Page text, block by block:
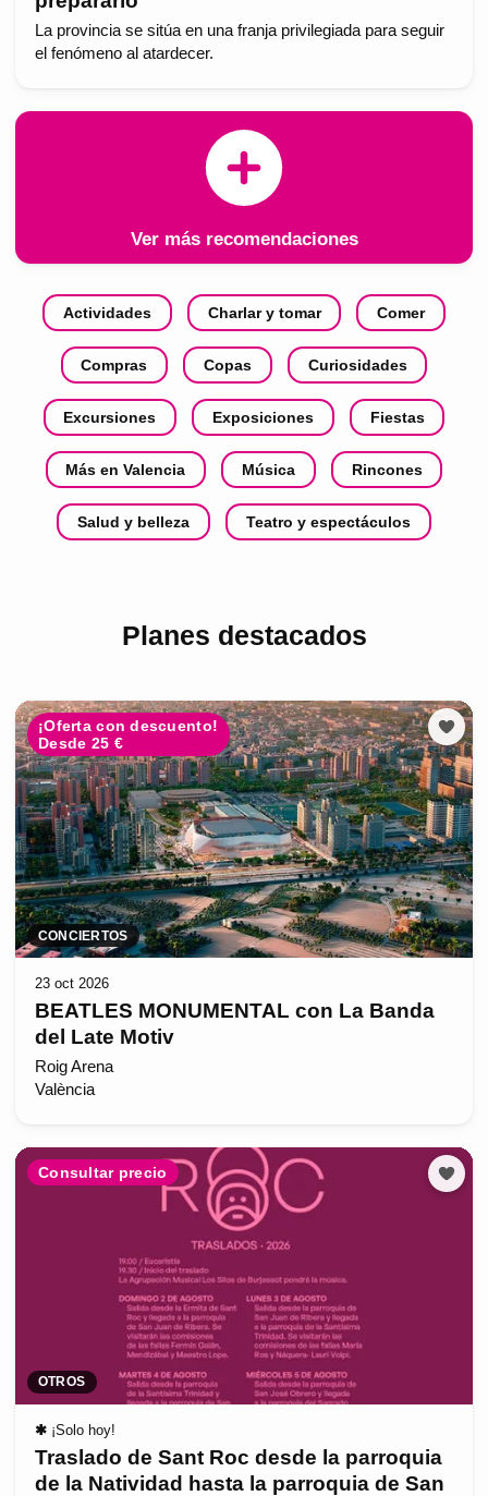
La provincia se sitúa en una franja privilegiada para seguir
el fenómeno al atardecer.
Ver más recomendaciones
Actividades Charlar y tomar Comer
Compras Copas Curiosidades
Excursiones Exposiciones Fiestas
Más en Valencia Música Rincones
Salud y belleza Teatro y espectáculos
Planes destacados
¡Oferta con descuento!
Desde 25 €
CONCIERTOS
23 oct 2026
BEATLES MONUMENTAL con La Banda
del Late Motiv
Roig Arena
València
Consultar precio
OTROS
✱ ¡Solo hoy!
Traslado de Sant Roc desde la parroquia
de la Natividad hasta la parroquia de San